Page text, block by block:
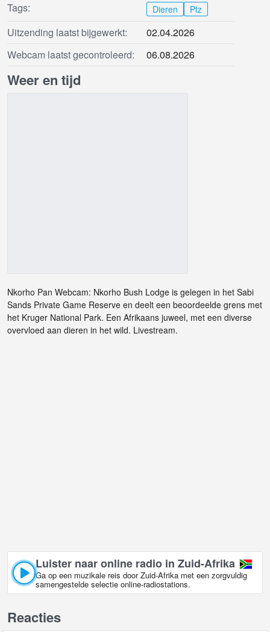
Tags:
Dieren Ptz
Uitzending laatst bijgewerkt:
02.04.2026
Webcam laatst gecontroleerd:
06.08.2026
Weer en tijd
Nkorho Pan Webcam: Nkorho Bush Lodge is gelegen in het Sabi
Sands Private Game Reserve en deelt een beoordeelde grens met
het Kruger National Park. Een Afrikaans juweel, met een diverse
overvloed aan dieren in het wild. Livestream.
Luister naar online radio in Zuid-Afrika
Ga op een muzikale reis door Zuid-Afrika met een zorgvuldig
samengestelde selectie online-radiostations.
Reacties